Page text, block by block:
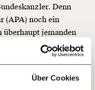
Über Cookies
0007 6017
- Verein für
Denn
(APA) noch ein
überhaupt jemanden